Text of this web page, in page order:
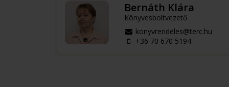
Bernáth Klára
Könyvesboltvezető
konyvrendeles@terc.hu
+36 70 670 5194